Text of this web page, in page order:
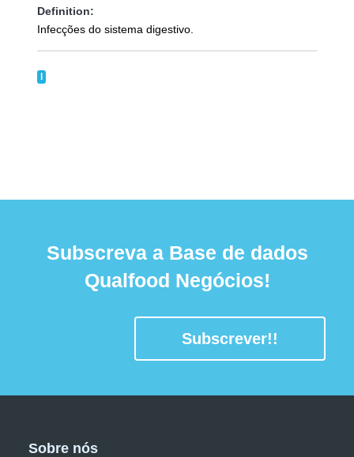
Definition:
Infecções do sistema digestivo.
Subscreva a Base de dados
Qualfood Negócios!
Subscrever!!
Sobre nós